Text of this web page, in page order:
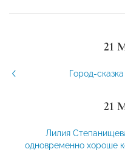
21
Город-
21
Лилия
одновременно хороше